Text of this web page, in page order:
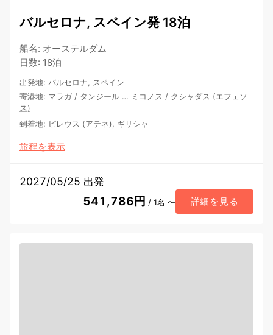
バルセロナ, スペイン発 18泊
船名: オーステルダム
日数: 18泊
出発地: バルセロナ, スペイン
寄港地: マラガ / タンジール … ミコノス / クシャダス (エフェソ
ス)
到着地: ピレウス (アテネ), ギリシャ
旅程を表示
2027/05/25 出発
541,786円 / 1名 〜 詳細を見る